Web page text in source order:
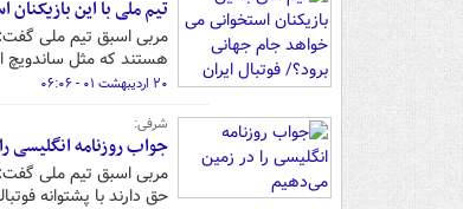
تیم ملی با این
مربی اسبق تیم ملی گفت:
هستند که مثل ساندویچ
۲۰ اردیبهشت ۰۱ - ۰۶:۰۶
شرفی:
جواب روزنامه انگلیسی
مربی اسبق تیم ملی گفت:
حق دارند با پشتوانه